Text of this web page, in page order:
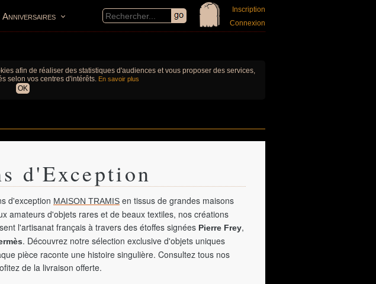
Anniversaires
Inscription
Connexion
afin de réaliser des statistiques d'audiences et vous proposer des services,
selon vos centres d'intérêts. En savoir plus
OK
d'Exception
d'exception MAISON TRAMIS en tissus de grandes maisons
amateurs d'objets rares et de beaux textiles, nos créations
l'artisanat français à travers des étoffes signées Pierre Frey,
. Découvrez notre sélection exclusive d'objets uniques
pièce raconte une histoire singulière. Consultez tous nos
de la livraison offerte.